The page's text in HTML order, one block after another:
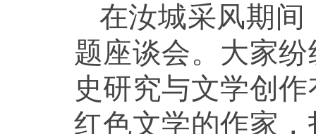
在汝城采风期
题座谈会。大家
史研究与文学创
红色文学的作家